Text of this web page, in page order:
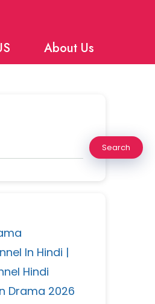
About Us
Search
In Hindi |
Hindi
Drama 2026